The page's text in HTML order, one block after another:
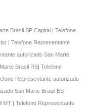
Brasil SP Capital | Telefone
| Telefone Representante
autorizado San Marte
Brasil RS| Telefone
Representante autorizado
San Marte Brasil ES |
MT | Telefone Representante